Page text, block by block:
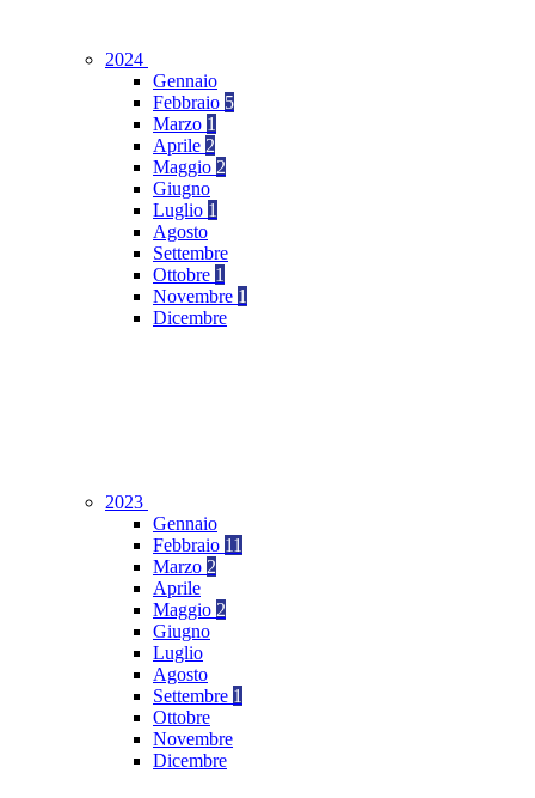
2024
Gennaio
Febbraio 5
Marzo 1
Aprile 2
Maggio 2
Giugno
Luglio 1
Agosto
Settembre
Ottobre 1
Novembre 1
Dicembre
2023
Gennaio
Febbraio 11
Marzo 2
Aprile
Maggio 2
Giugno
Luglio
Agosto
Settembre 1
Ottobre
Novembre
Dicembre